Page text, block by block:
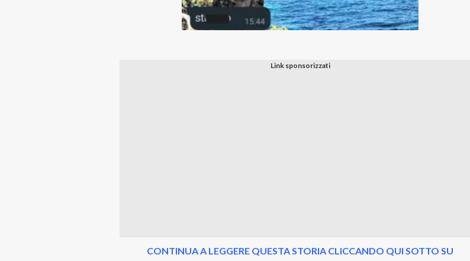
CONTINUA A LEGGERE QUESTA STORIA CLICCANDO QUI SOTTO SU